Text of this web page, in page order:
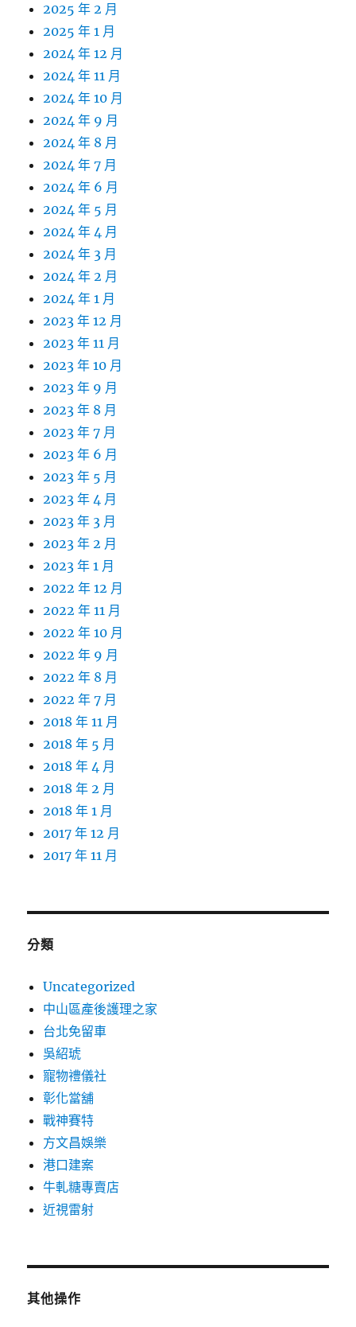
2025 年 2 月
2025 年 1 月
2024 年 12 月
2024 年 11 月
2024 年 10 月
2024 年 9 月
2024 年 8 月
2024 年 7 月
2024 年 6 月
2024 年 5 月
2024 年 4 月
2024 年 3 月
2024 年 2 月
2024 年 1 月
2023 年 12 月
2023 年 11 月
2023 年 10 月
2023 年 9 月
2023 年 8 月
2023 年 7 月
2023 年 6 月
2023 年 5 月
2023 年 4 月
2023 年 3 月
2023 年 2 月
2023 年 1 月
2022 年 12 月
2022 年 11 月
2022 年 10 月
2022 年 9 月
2022 年 8 月
2022 年 7 月
2018 年 11 月
2018 年 5 月
2018 年 4 月
2018 年 2 月
2018 年 1 月
2017 年 12 月
2017 年 11 月
分類
Uncategorized
中山區產後護理之家
台北免留車
吳紹琥
寵物禮儀社
彰化當舖
戰神賽特
方文昌娛樂
港口建案
牛軋糖專賣店
近視雷射
其他操作